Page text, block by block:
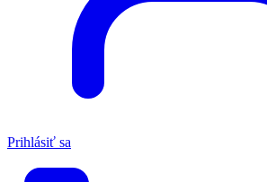
Prihlásiť sa